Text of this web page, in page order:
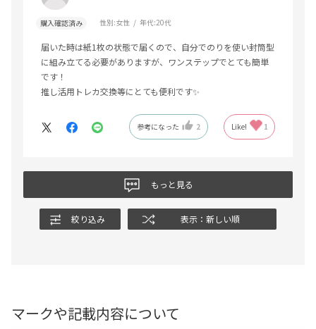
購入確認済み 性別:女性 年代:20代
届いた時は紙1枚の状態で届くので、自分でのりを使い封筒型
に組み立てる必要がありますが、ワンステップでとても簡単
です！
推し活用トレカ交換等にとても便利です✨
参考になった 2 Like! 1
もっと見る
絞り込み 表示：新しい順
マークや記載内容について